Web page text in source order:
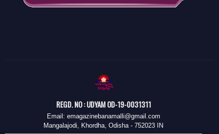
REGD. NO : UDYAM OD-19-0031311
Email: emagazinebanamalli@gmail.com
Mangalajodi, Khordha, Odisha - 752023 IN